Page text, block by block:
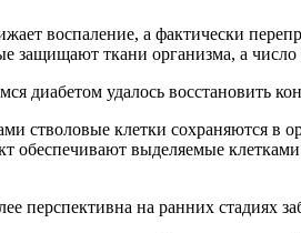
воспаление, а фактически
защищают ткани организма, а
диабетом удалось восстановить
стволовые клетки сохраняются в
обеспечивают выделяемые
перспективна на ранних стадиях